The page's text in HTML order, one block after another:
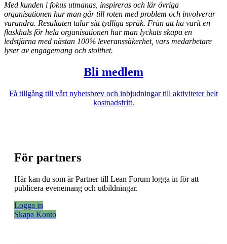
Med kunden i fokus utmanas, inspireras och lär övriga
organisationen hur man går till roten med problem och involverar
varandra. Resultaten talar sitt tydliga språk. Från att ha varit en
flaskhals för hela organisationen har man lyckats skapa en
ledstjärna med nästan 100% leveranssäkerhet, vars medarbetare
lyser av engagemang och stolthet.
Bli medlem
Få tillgång till vårt nyhetsbrev och inbjudningar till aktiviteter helt
kostnadsfritt.
För partners
Här kan du som är Partner till Lean Forum logga in för att
publicera evenemang och utbildningar.
Logga in
Skapa Konto